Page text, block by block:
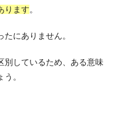
ります。
にありません。
別しているため、ある意味
。